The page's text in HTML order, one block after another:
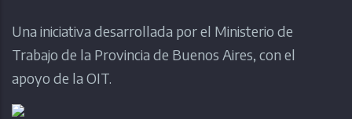
Una iniciativa desarrollada por el Ministerio de
Trabajo de la Provincia de Buenos Aires, con el
apoyo de la OIT.